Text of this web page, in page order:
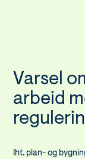
Varsel
arbeid
Iht. plan- og